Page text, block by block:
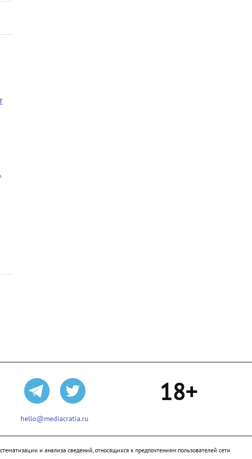
hello@mediacratia.ru
18+
и анализа сведений, относящихся к предпочтениям пользователей сети